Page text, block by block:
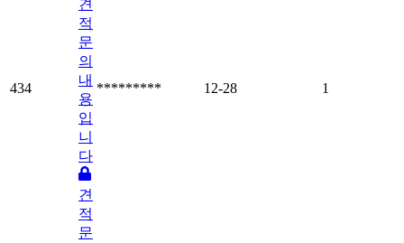
434
견
적
문
의
내
용
입
니
다
********* 12-28 1
견
적
문